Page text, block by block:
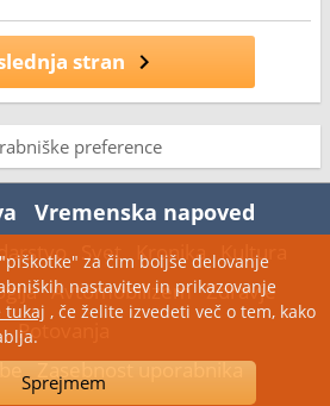
stran
preference
Vremenska napoved
Svet Kronika Kultura
Avtomobilizem Zdravje
Potovanja
Zasebnost uporabnika
za čim boljše delovanje
nastavitev in prikazovanje
tukaj , če želite izvedeti več o tem, kako
Sprejmem